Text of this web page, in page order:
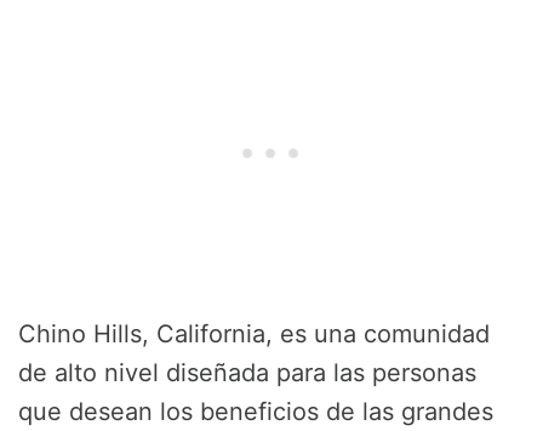
Chino Hills, California, es una comunidad
de alto nivel diseñada para las personas
que desean los beneficios de las grandes